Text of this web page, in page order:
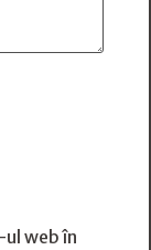
web în